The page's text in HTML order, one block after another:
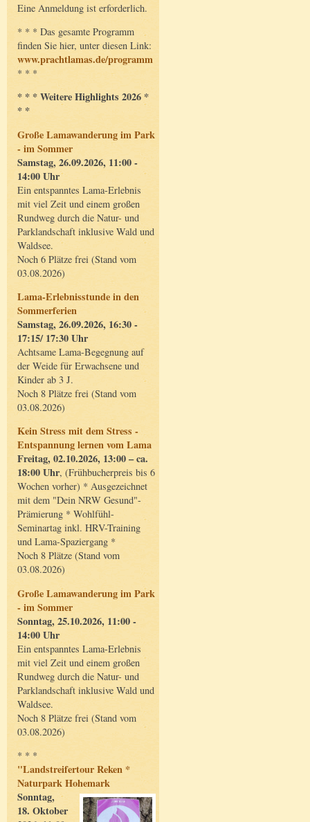
Eine Anmeldung ist erforderlich.
* * * Das gesamte Programm
finden Sie hier, unter diesen Link:
www.prachtlamas.de/programm
* * *
* * * Weitere Highlights 2026 *
* *
Große Lamawanderung im Park
- im Sommer
Samstag, 26.09.2026, 11:00 -
14:00 Uhr
Ein entspanntes Lama-Erlebnis
mit viel Zeit und einem großen
Rundweg durch die Natur- und
Parklandschaft inklusive Wald und
Waldsee.
Noch 6 Plätze frei (Stand vom
03.08.2026)
Lama-Erlebnisstunde in den
Sommerferien
Samstag, 26.09.2026, 16:30 -
17:15/ 17:30 Uhr
Achtsame Lama-Begegnung auf
der Weide für Erwachsene und
Kinder ab 3 J.
Noch 8 Plätze frei (Stand vom
03.08.2026)
Kein Stress mit dem Stress -
Entspannung lernen vom Lama
Freitag, 02.10.2026, 13:00 – ca.
18:00 Uhr, (Frühbucherpreis bis 6
Wochen vorher) * Ausgezeichnet
mit dem "Dein NRW Gesund"-
Prämierung * Wohlfühl-
Seminartag inkl. HRV-Training
und Lama-Spaziergang *
Noch 8 Plätze (Stand vom
03.08.2026)
Große Lamawanderung im Park
- im Sommer
Sonntag, 25.10.2026, 11:00 -
14:00 Uhr
Ein entspanntes Lama-Erlebnis
mit viel Zeit und einem großen
Rundweg durch die Natur- und
Parklandschaft inklusive Wald und
Waldsee.
Noch 8 Plätze frei (Stand vom
03.08.2026)
* * *
"Landstreifertour Reken *
Naturpark Hohemark
Sonntag,
18. Oktober